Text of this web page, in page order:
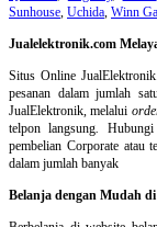
Sunhouse, Uchida, Winn
Jualelektronik.com
Situs Online
pesanan dalam jumlah
JualElektronik, melalui
telpon langsung.
pembelian Corporate atau
dalam jumlah banyak
Belanja dengan Mudah